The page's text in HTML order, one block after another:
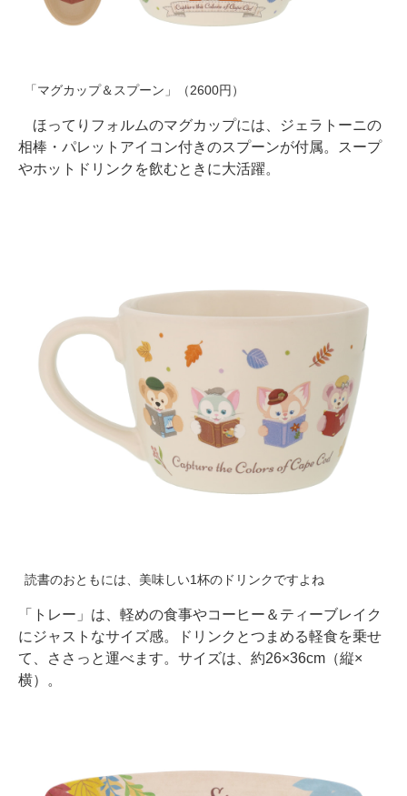
「マグカップ＆スプーン」（2600円）
ほってりフォルムのマグカップには、ジェラトーニの
相棒・パレットアイコン付きのスプーンが付属。スープ
やホットドリンクを飲むときに大活躍。
読書のおともには、美味しい1杯のドリンクですよね
「トレー」は、軽めの食事やコーヒー＆ティーブレイク
にジャストなサイズ感。ドリンクとつまめる軽食を乗せ
て、ささっと運べます。サイズは、約26×36cm（縦×
横）。